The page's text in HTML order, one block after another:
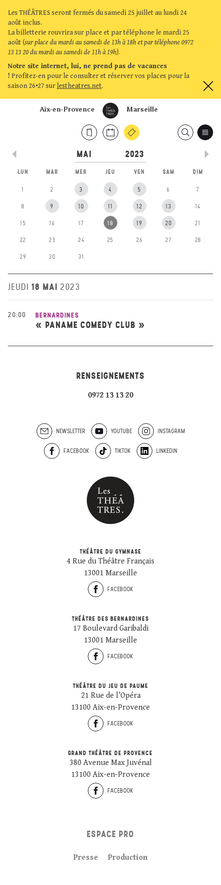
Les THÉÂTRES seront fermés du samedi 25 juillet au lundi 24
août inclus.
La billetterie rouvrira sur place et par téléphone le mardi 25
août (sur place du mardi au samedi de 13h à 18h et par téléphone 0972
13 13 20 du mardi au samedi de 11h à 19h).
Notre site internet, lui, ne prend pas de vacances
! Profitez-en pour le consulter et réserver vos places pour la
saison 26•27 sur lestheatres.net.
Marseille
Aix-en-Provence
LUN MAR MER JEU VEN SAM DIM
1 2 3 4 5 6 7
8 9 10 11 12 13 14
15 16 17 18 19 20 21
22 23 24 25 26 27 28
29 30 31
JEUDI 18 MAI 2023
20:00 BERNARDINES
« PANAME COMEDY CLUB »
RENSEIGNEMENTS
0972 13 13 20
NEWSLETTER YOUTUBE INSTAGRAM
FACEBOOK TIKTOK LINKEDIN
THÉÂTRE DU GYMNASE
4 Rue du Théâtre Français
13001 Marseille
FACEBOOK
THÉÂTRE DES BERNARDINES
17 Boulevard Garibaldi
13001 Marseille
FACEBOOK
THÉÂTRE DU JEU DE PAUME
21 Rue de l’Opéra
13100 Aix-en-Provence
FACEBOOK
GRAND THÉÂTRE DE PROVENCE
380 Avenue Max Juvénal
13100 Aix-en-Provence
FACEBOOK
ESPACE PRO
Presse Production